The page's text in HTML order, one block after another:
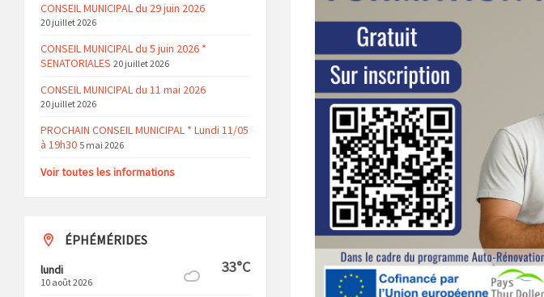
CONSEIL MUNICIPAL du 29 juin 2026
20 juillet 2026
CONSEIL MUNICIPAL du 5 juin 2026 *
SENATORIALES 20 juillet 2026
CONSEIL MUNICIPAL du 11 mai 2026
20 juillet 2026
PROCHAIN CONSEIL MUNICIPAL * Lundi 11/05
à 19h30 5 mai 2026
Voir toutes les informations
ÉPHÉMÉRIDES
lundi
10 août 2026
33°C